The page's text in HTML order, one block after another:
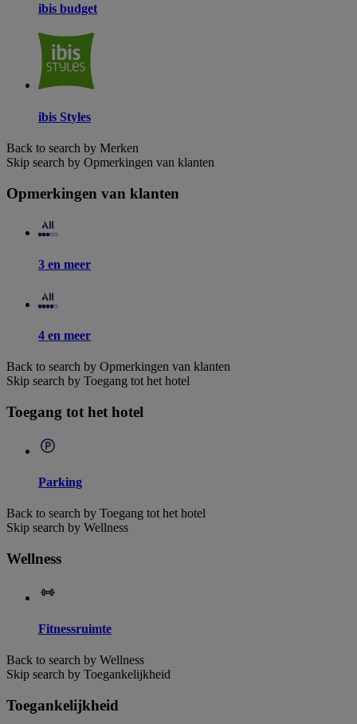
ibis budget
ibis Styles
Back to search by Merken
Skip search by Opmerkingen van klanten
Opmerkingen van klanten
3 en meer
4 en meer
Back to search by Opmerkingen van klanten
Skip search by Toegang tot het hotel
Toegang tot het hotel
Parking
Back to search by Toegang tot het hotel
Skip search by Wellness
Wellness
Fitnessruimte
Back to search by Wellness
Skip search by Toegankelijkheid
Toegankelijkheid